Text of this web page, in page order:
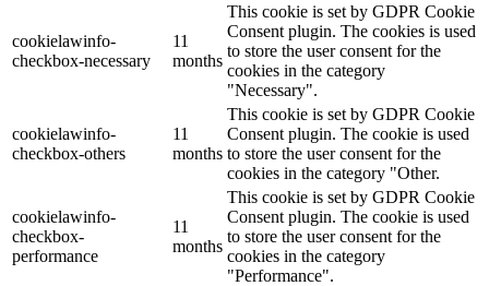
cookielawinfo-
checkbox-necessary
11
months
This cookie is set by GDPR Cookie
Consent plugin. The cookies is used
to store the user consent for the
cookies in the category
"Necessary".
cookielawinfo-
checkbox-others
11
months
This cookie is set by GDPR Cookie
Consent plugin. The cookie is used
to store the user consent for the
cookies in the category "Other.
cookielawinfo-
checkbox-
performance
11
months
This cookie is set by GDPR Cookie
Consent plugin. The cookie is used
to store the user consent for the
cookies in the category
"Performance".